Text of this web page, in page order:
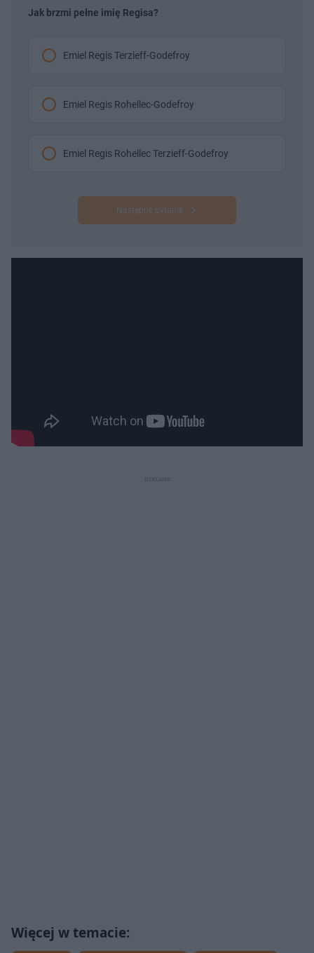
Jak brzmi pełne imię Regisa?
Emiel Regis Terzieff-Godefroy
Emiel Regis Rohellec-Godefroy
Emiel Regis Rohellec Terzieff-Godefroy
Następne pytanie